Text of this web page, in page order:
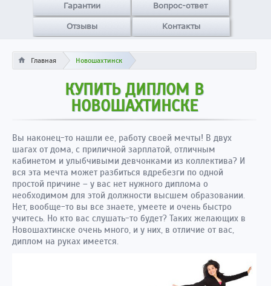
Гарантии Вопрос-ответ
Отзывы Контакты
Главная Новошахтинск
КУПИТЬ ДИПЛОМ В
НОВОШАХТИНСКЕ
Вы наконец-то нашли ее, работу своей мечты! В двух
шагах от дома, с приличной зарплатой, отличным
кабинетом и улыбчивыми девчонками из коллектива? И
вся эта мечта может разбиться вдребезги по одной
простой причине – у вас нет нужного диплома о
необходимом для этой должности высшем образовании.
Нет, вообще-то вы все знаете, умеете и очень быстро
учитесь. Но кто вас слушать-то будет? Таких желающих в
Новошахтинске очень много, и у них, в отличие от вас,
диплом на руках имеется.